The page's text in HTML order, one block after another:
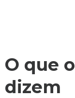
O que
dizem